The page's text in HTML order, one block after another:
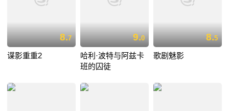
8.7
谍影重重2
9.0
哈利·波特与阿兹卡
班的囚徒
8.5
歌剧魅影